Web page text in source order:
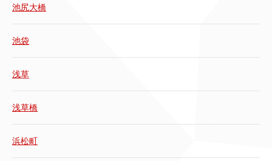
池尻大橋
池袋
浅草
浅草橋
浜松町